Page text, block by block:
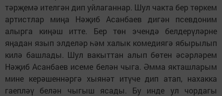
тәрҗемә ителгән дип уйлаганнар. Шул чакта бер төркем
артистлар миңа Нәҗиб Асанбаев дигән псевдоним
алырга киңәш итте. Бер төн эчендә белдерүләрне
яңадан язып элделәр һәм халык комедиягә ябырылып
килә башлады. Шул вакыттан алып бөтен әсәрләрем
Нәҗиб Асанбаев исеме белән чыга. Әмма якташларым
мине керәшеннәргә хыянәт итүче дип атап, нахакка
гаепләү белән чыгыш ясады. Бу инде ул чордагы